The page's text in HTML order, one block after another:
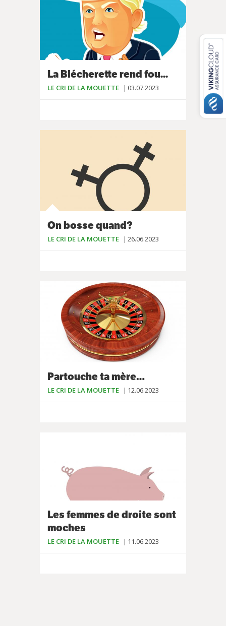
La Blécherette rend fou...
LE CRI DE LA MOUETTE 03.07.2023
On bosse quand?
LE CRI DE LA MOUETTE 26.06.2023
Partouche ta mère…
LE CRI DE LA MOUETTE 12.06.2023
Les femmes de droite sont
moches
LE CRI DE LA MOUETTE 11.06.2023